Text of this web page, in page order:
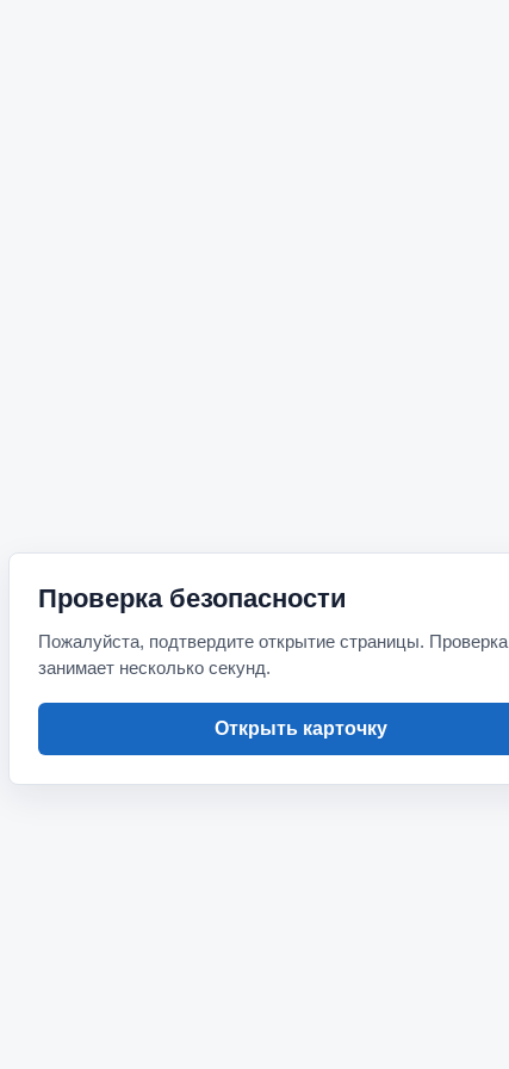
Проверка безопасности
Пожалуйста, подтвердите открытие страницы. Проверка
занимает несколько секунд.
Открыть карточку